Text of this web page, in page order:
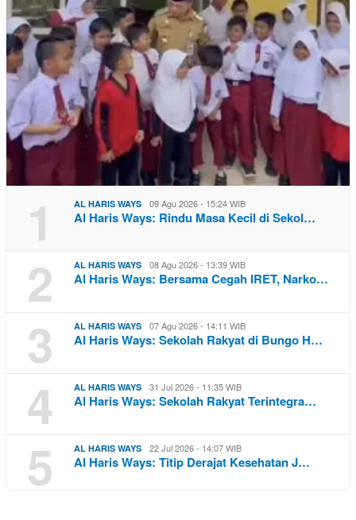
1 AL HARIS WAYS 09 Agu 2026 - 15:24 WIB
Al Haris Ways: Rindu Masa Kecil di Sekol…
2 AL HARIS WAYS 08 Agu 2026 - 13:39 WIB
Al Haris Ways: Bersama Cegah IRET, Narko…
3 AL HARIS WAYS 07 Agu 2026 - 14:11 WIB
Al Haris Ways: Sekolah Rakyat di Bungo H…
4 AL HARIS WAYS 31 Jul 2026 - 11:35 WIB
Al Haris Ways: Sekolah Rakyat Terintegra…
5 AL HARIS WAYS 22 Jul 2026 - 14:07 WIB
Al Haris Ways: Titip Derajat Kesehatan J…